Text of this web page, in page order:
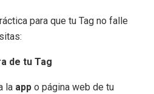
para que tu Tag no falle
de tu Tag
la app o página web de tu